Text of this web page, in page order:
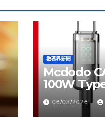
數碼界新聞
Mcdodo
100W
正式上市，
HK$115
06/08/2026